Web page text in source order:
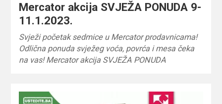
Mercator akcija SVJEŽA PONUDA 9-
11.1.2023.
Svježi početak sedmice u Mercator prodavnicama!
Odlična ponuda svježeg voća, povrća i mesa čeka
na vas! Mercator akcija SVJEŽA PONUDA